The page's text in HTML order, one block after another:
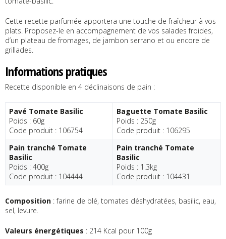
Cette recette parfumée apportera une touche de fraîcheur à vos
plats. Proposez-le en accompagnement de vos salades froides,
d’un plateau de fromages, de jambon serrano et ou encore de
grillades.
Informations pratiques
Recette disponible en 4 déclinaisons de pain :
Pavé Tomate Basilic
Poids : 60g
Code produit : 106754
Baguette Tomate Basilic
Poids : 250g
Code produit : 106295
Pain tranché Tomate
Basilic
Poids : 400g
Code produit : 104444
Pain tranché Tomate
Basilic
Poids : 1.3kg
Code produit : 104431
Composition : farine de blé, tomates déshydratées, basilic, eau,
sel, levure.
Valeurs énergétiques : 214 Kcal pour 100g